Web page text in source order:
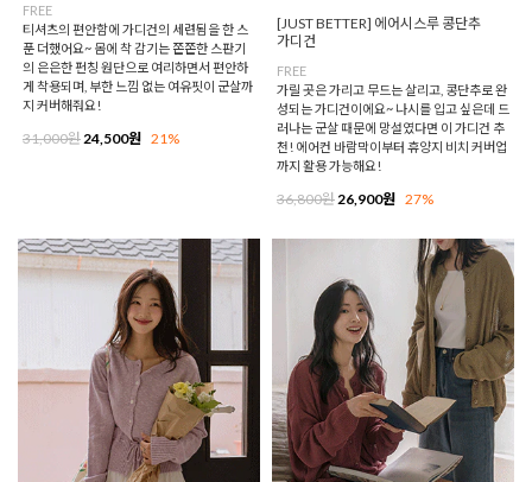
FREE
티셔츠의 편안함에 가디건의 세련됨을 한 스
푼 더했어요~ 몸에 착 감기는 쫀쫀한 스판기
의 은은한 펀칭 원단으로 여리하면서 편안하
게 착용되며, 부한 느낌 없는 여유핏이 군살까
지 커버해줘요!
31,000원 24,500원 21%
[JUST BETTER] 에어시스루 콩단추
가디건
FREE
가릴 곳은 가리고 무드는 살리고, 콩단추로 완
성되는 가디건이에요~ 나시를 입고 싶은데 드
러나는 군살 때문에 망설였다면 이 가디건 추
천! 에어컨 바람막이부터 휴양지 비치 커버업
까지 활용 가능해요!
36,800원 26,900원 27%